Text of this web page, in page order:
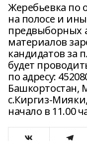
Жеребьевка по
на полосе и
предвыборных
материалов
кандидатов за
будет
по адресу:
Башкортостан,
с.Киргиз-
начало в 11.00